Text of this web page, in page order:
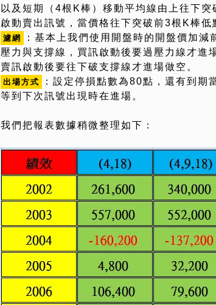
以及短期（4根K棒）移動平均線由上往下
啟動賣出訊號，當價格往下突破前3根K棒低
濾網
：基本上我們使用開盤時的開盤價加
壓力與支撐線，買訊啟動後要過壓力線才進
賣訊啟動後要往下破支撐線才進場做空。
出場方式
：設定停損點數為80點，還有到期
等到下次訊號出現時在進場。
我們把報表數據稍微整理如下：